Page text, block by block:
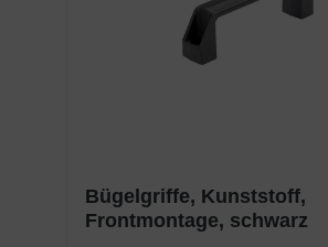
Bügelgriffe, Kunststoff,
Frontmontage, schwarz